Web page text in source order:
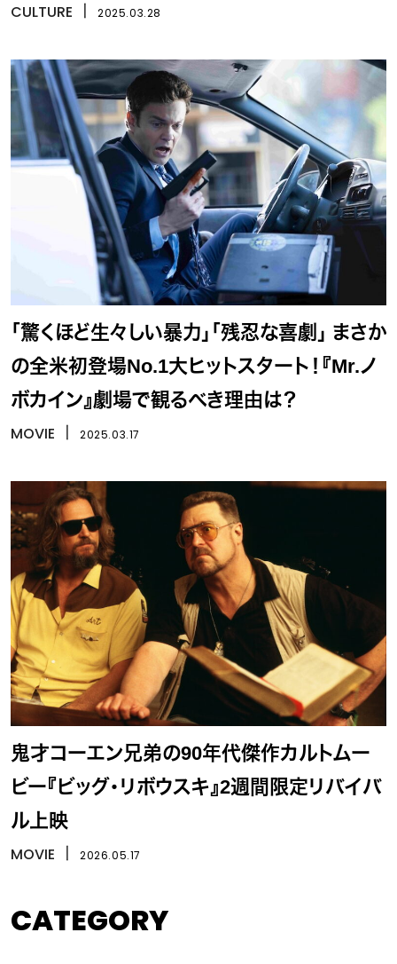
CULTURE 2025.03.28
「驚くほど生々しい暴力」「残忍な喜劇」 まさか
の全米初登場No.1大ヒットスタート！『Mr.ノ
ボカイン』劇場で観るべき理由は？
MOVIE 2025.03.17
鬼才コーエン兄弟の90年代傑作カルトムー
ビー『ビッグ・リボウスキ』2週間限定リバイバ
ル上映
MOVIE 2026.05.17
CATEGORY